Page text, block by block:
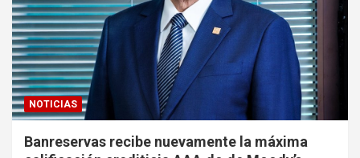
NOTICIAS
Banreservas recibe nuevamente la máxima